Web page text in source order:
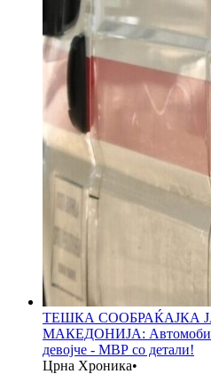
ТЕШКА СООБРАЌАЈКА
МАКЕДОНИЈА: Автомобил
девојче - МВР со детали!
Црна Хроника•